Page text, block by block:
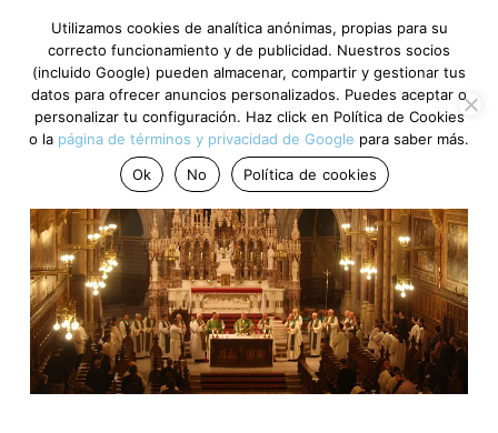
Utilizamos cookies de analítica anónimas, propias para su
correcto funcionamiento y de publicidad. Nuestros socios
(incluido Google) pueden almacenar, compartir y gestionar tus
datos para ofrecer anuncios personalizados. Puedes aceptar o
personalizar tu configuración. Haz click en Política de Cookies
o la página de términos y privacidad de Google para saber más.
Ok
No Política de cookies